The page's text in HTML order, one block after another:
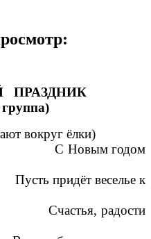
ПРАЗДНИК
вокруг ёлки)
годом
веселье к
радости